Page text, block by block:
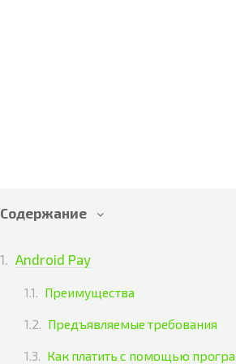
Содержание
Android Pay
Преимущества
Предъявляемые требования
Как платить с помощью